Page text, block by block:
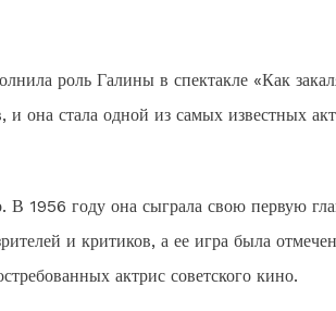
роль Галины в спектакле «Как
и она стала одной из самых известных
В 1956 году она сыграла свою первую
и критиков, а ее игра была
актрис советского кино.